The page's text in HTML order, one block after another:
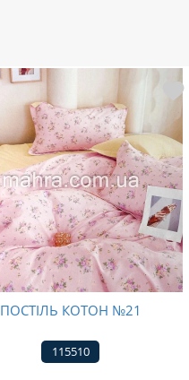
ПОСТІЛЬ КОТОН №21
115510